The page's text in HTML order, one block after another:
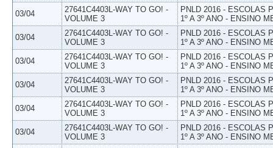
03/04
27641C4403L-WAY TO GO! -
VOLUME 3
PNLD 2016 - ESCOLAS
1º A 3º ANO - ENSINO
03/04
27641C4403L-WAY TO GO! -
VOLUME 3
PNLD 2016 - ESCOLAS
1º A 3º ANO - ENSINO
03/04
27641C4403L-WAY TO GO! -
VOLUME 3
PNLD 2016 - ESCOLAS
1º A 3º ANO - ENSINO
03/04
27641C4403L-WAY TO GO! -
VOLUME 3
PNLD 2016 - ESCOLAS
1º A 3º ANO - ENSINO
03/04
27641C4403L-WAY TO GO! -
VOLUME 3
PNLD 2016 - ESCOLAS
1º A 3º ANO - ENSINO
03/04
27641C4403L-WAY TO GO! -
VOLUME 3
PNLD 2016 - ESCOLAS
1º A 3º ANO - ENSINO